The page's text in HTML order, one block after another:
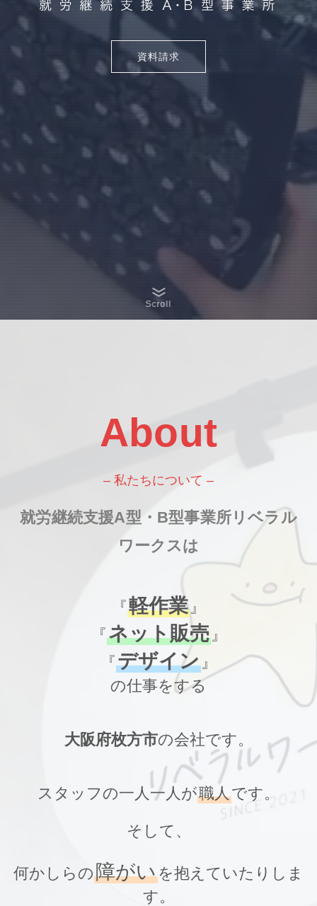
資料請求
Scroll
About
– 私たちについて –
就労継続支援A型・B型事業所リベラル
ワークスは
『軽作業』
『ネット販売』
『デザイン』
の仕事をする
大阪府枚方市の会社です。
スタッフの一人一人が職人です。
そして、
何かしらの障がいを抱えていたりしま
す。